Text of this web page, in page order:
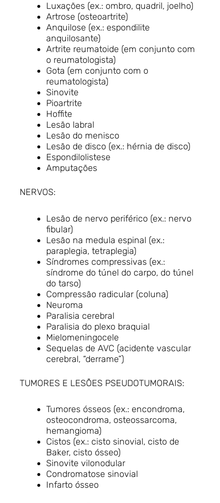
Luxações (ex.: ombro, quadril, joelho)
Artrose (osteoartrite)
Anquilose (ex.: espondilite
anquilosante)
Artrite reumatoide (em conjunto com
o reumatologista)
Gota (em conjunto com o
reumatologista)
Sinovite
Pioartrite
Hoffite
Lesão labral
Lesão do menisco
Lesão de disco (ex.: hérnia de disco)
Espondilolistese
Amputações
NERVOS:
Lesão de nervo periférico (ex.: nervo
fibular)
Lesão na medula espinal (ex.:
paraplegia, tetraplegia)
Síndromes compressivas (ex.:
síndrome do túnel do carpo, do túnel
do tarso)
Compressão radicular (coluna)
Neuroma
Paralisia cerebral
Paralisia do plexo braquial
Mielomeningocele
Sequelas de AVC (acidente vascular
cerebral, “derrame”)
TUMORES E LESÕES PSEUDOTUMORAIS:
Tumores ósseos (ex.: encondroma,
osteocondroma, osteossarcoma,
hemangioma)
Cistos (ex.: cisto sinovial, cisto de
Baker, cisto ósseo)
Sinovite vilonodular
Condromatose sinovial
Infarto ósseo